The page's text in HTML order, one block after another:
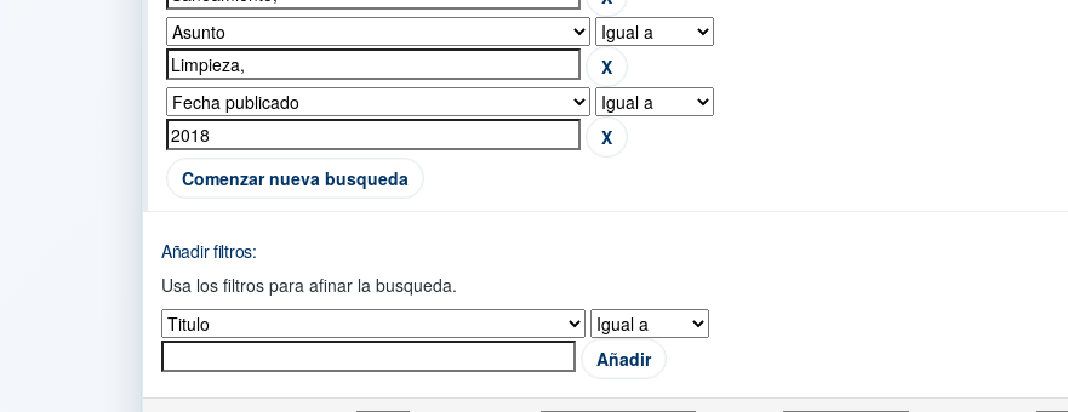
Comenzar nueva busqueda
Añadir filtros:
Usa los filtros para afinar la busqueda.